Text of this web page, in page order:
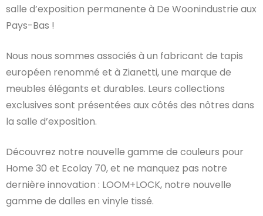
salle d’exposition permanente à De Woonindustrie aux
Pays-Bas !
Nous nous sommes associés à un fabricant de tapis
européen renommé et à Zianetti, une marque de
meubles élégants et durables. Leurs collections
exclusives sont présentées aux côtés des nôtres dans
la salle d’exposition.
Découvrez notre nouvelle gamme de couleurs pour
Home 30 et Ecolay 70, et ne manquez pas notre
dernière innovation : LOOM+LOCK, notre nouvelle
gamme de dalles en vinyle tissé.